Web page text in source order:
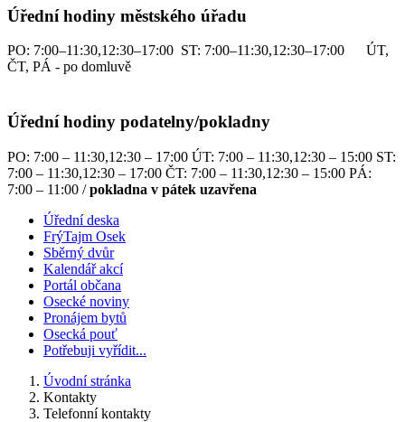
Úřední hodiny městského úřadu
PO: 7:00–11:30,12:30–17:00 ST: 7:00–11:30,12:30–17:00 ÚT,
ČT, PÁ - po domluvě
Úřední hodiny podatelny/pokladny
PO: 7:00 – 11:30,12:30 – 17:00 ÚT: 7:00 – 11:30,12:30 – 15:00 ST:
7:00 – 11:30,12:30 – 17:00 ČT: 7:00 – 11:30,12:30 – 15:00 PÁ:
7:00 – 11:00 /pokladna v pátek uzavřena
Úřední deska
FrýTajm Osek
Sběrný dvůr
Kalendář akcí
Portál občana
Osecké noviny
Pronájem bytů
Osecká pouť
Potřebuji vyřídit...
Úvodní stránka
Kontakty
Telefonní kontakty